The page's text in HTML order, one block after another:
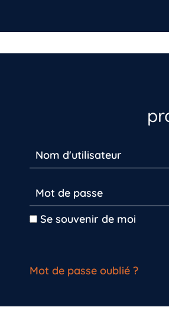
Se souvenir de moi
Mot de passe oublié ?